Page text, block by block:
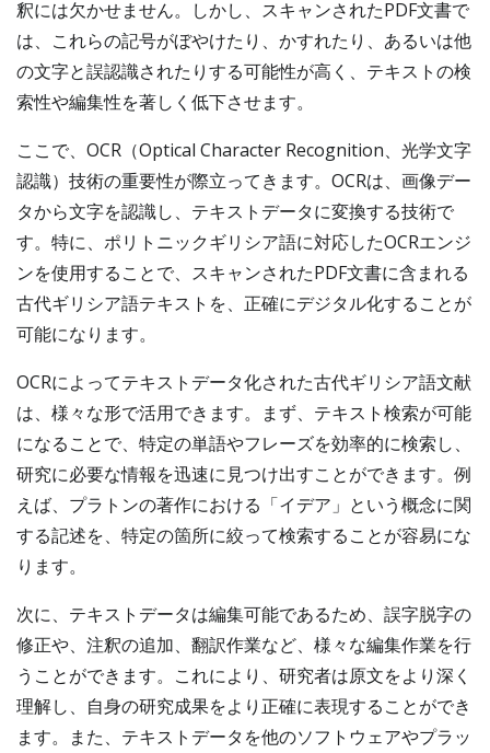
釈には欠かせません。しかし、スキャンされたPDF文書で
は、これらの記号がぼやけたり、かすれたり、あるいは他
の文字と誤認識されたりする可能性が高く、テキストの検
索性や編集性を著しく低下させます。
ここで、OCR（Optical Character Recognition、光学文字
認識）技術の重要性が際立ってきます。OCRは、画像デー
タから文字を認識し、テキストデータに変換する技術で
す。特に、ポリトニックギリシア語に対応したOCRエンジ
ンを使用することで、スキャンされたPDF文書に含まれる
古代ギリシア語テキストを、正確にデジタル化することが
可能になります。
OCRによってテキストデータ化された古代ギリシア語文献
は、様々な形で活用できます。まず、テキスト検索が可能
になることで、特定の単語やフレーズを効率的に検索し、
研究に必要な情報を迅速に見つけ出すことができます。例
えば、プラトンの著作における「イデア」という概念に関
する記述を、特定の箇所に絞って検索することが容易にな
ります。
次に、テキストデータは編集可能であるため、誤字脱字の
修正や、注釈の追加、翻訳作業など、様々な編集作業を行
うことができます。これにより、研究者は原文をより深く
理解し、自身の研究成果をより正確に表現することができ
ます。また、テキストデータを他のソフトウェアやプラッ